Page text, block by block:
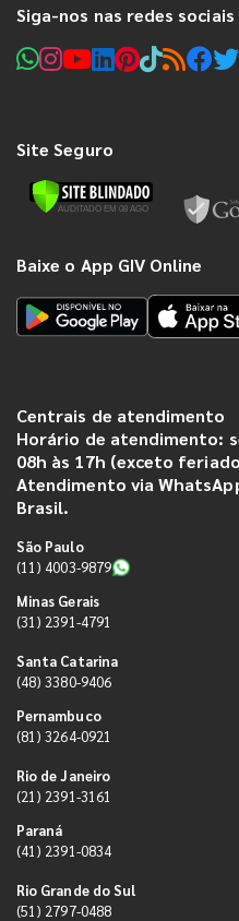
Siga-nos nas redes sociais
Site Seguro
Baixe o App GIV Online
Centrais de atendimento
Horário de atendimento:
08h às 17h (exceto
Atendimento via
Brasil.
São Paulo
(11) 4003-9879
Minas Gerais
(31) 2391-4791
Santa Catarina
(48) 3380-9406
Pernambuco
(81) 3264-0921
Rio de Janeiro
(21) 2391-3161
Paraná
(41) 2391-0834
Rio Grande do Sul
(51) 2797-0488